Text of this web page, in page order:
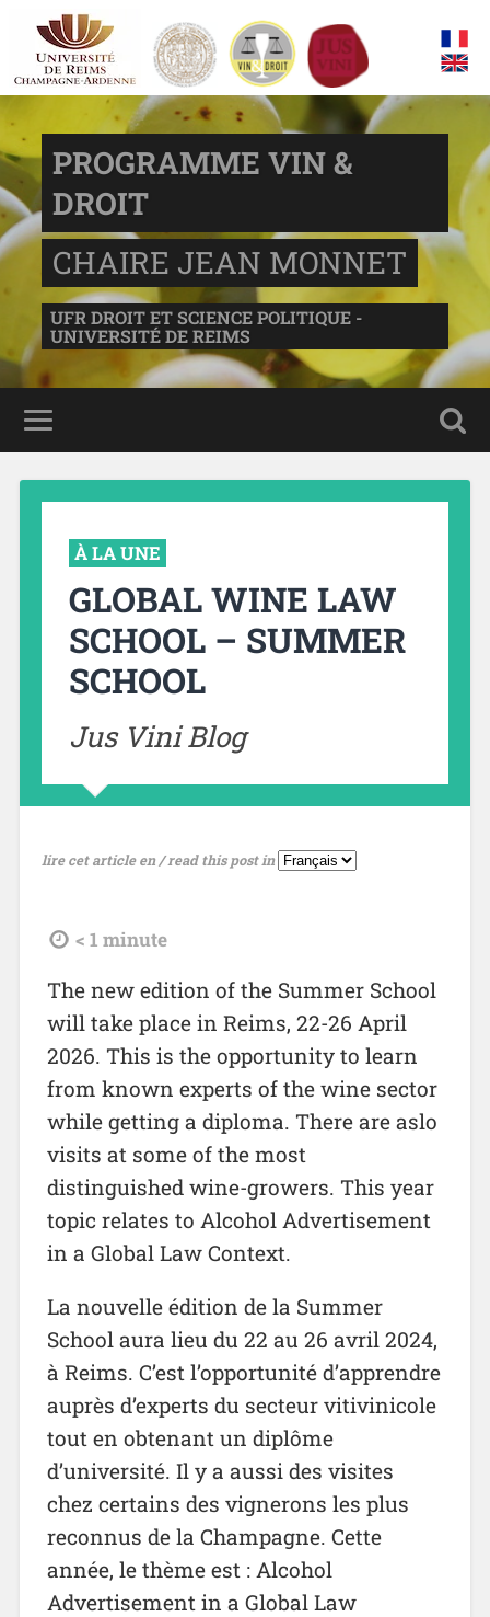
PROGRAMME VIN &
DROIT
CHAIRE JEAN MONNET
UFR DROIT ET SCIENCE POLITIQUE -
UNIVERSITÉ DE REIMS
À LA UNE
GLOBAL WINE LAW
SCHOOL – SUMMER
SCHOOL
Jus Vini Blog
lire cet article en / read this post in
tdl < 1 minute
The new edition of the Summer School
will take place in Reims, 22-26 April
2026. This is the opportunity to learn
from known experts of the wine sector
while getting a diploma. There are aslo
visits at some of the most
distinguished wine-growers. This year
topic relates to Alcohol Advertisement
in a Global Law Context.
La nouvelle édition de la Summer
School aura lieu du 22 au 26 avril 2024,
à Reims. C’est l’opportunité d’apprendre
auprès d’experts du secteur vitivinicole
tout en obtenant un diplôme
d’université. Il y a aussi des visites
chez certains des vignerons les plus
reconnus de la Champagne. Cette
année, le thème est : Alcohol
Advertisement in a Global Law